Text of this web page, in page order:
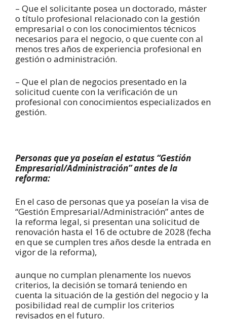
– Que el solicitante posea un doctorado, máster
o título profesional relacionado con la gestión
empresarial o con los conocimientos técnicos
necesarios para el negocio, o que cuente con al
menos tres años de experiencia profesional en
gestión o administración.
– Que el plan de negocios presentado en la
solicitud cuente con la verificación de un
profesional con conocimientos especializados en
gestión.
Personas que ya poseían el estatus “Gestión
Empresarial/Administración” antes de la
reforma:
En el caso de personas que ya poseían la visa de
“Gestión Empresarial/Administración” antes de
la reforma legal, si presentan una solicitud de
renovación hasta el 16 de octubre de 2028 (fecha
en que se cumplen tres años desde la entrada en
vigor de la reforma),
aunque no cumplan plenamente los nuevos
criterios, la decisión se tomará teniendo en
cuenta la situación de la gestión del negocio y la
posibilidad real de cumplir los criterios
revisados en el futuro.